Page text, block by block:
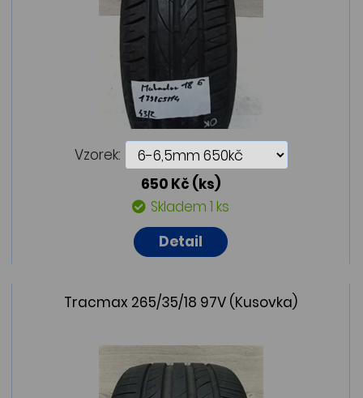
Vzorek:
650 Kč (ks)
Skladem 1 ks
Detail
Tracmax 265/35/18 97V (Kusovka)